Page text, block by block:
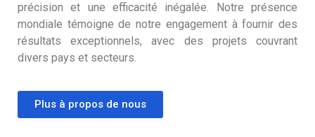
précision et une efficacité inégalée. Notre présence
mondiale témoigne de notre engagement à fournir des
résultats exceptionnels, avec des projets couvrant
divers pays et secteurs.
Plus à propos de nous